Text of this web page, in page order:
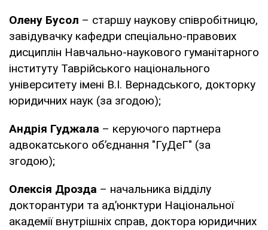
Олену Бусол – старшу наукову співробітницю,
завідувачку кафедри спеціально-правових
дисциплін Навчально-наукового гуманітарного
інституту Таврійського національного
університету імені В.І. Вернадського, докторку
юридичних наук (за згодою);
Андрія Гуджала – керуючого партнера
адвокатського об’єднання "ГуДеГ" (за
згодою);
Олексія Дрозда – начальника відділу
докторантури та ад’юнктури Національної
академії внутрішніх справ, доктора юридичних